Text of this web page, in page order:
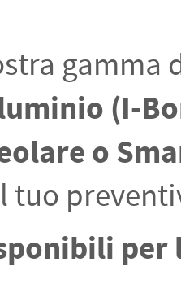
(I-
o
tuo
per